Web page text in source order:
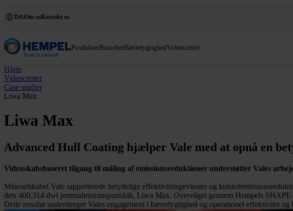
DA Om osKontakt os
ProdukterBrancherBæredygtighedVidencenter
Hjem
Videncenter
Case studier
Liwa Max
Liwa Max
Advanced Hull Coating hjælper Vale med at opnå en
Videnskabsbaseret tilgang til måling af emissionsreduktioner understøtter Vales
Mineselskabet Vale rapporterede betydelige effektivitetsgevinster og
dets 400,314 dwt jernmalmstransportskib, Liwa Max. Overvåget gennem Hempels
Dette resultat understreger Vales engagement i bæredygtighed og operationel effektivitet